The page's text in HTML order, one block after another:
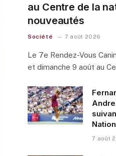
au Centre de la
nouveautés
Société 7 août 2026
Le 7e Rendez-Vous
et dimanche 9 août au
7 août